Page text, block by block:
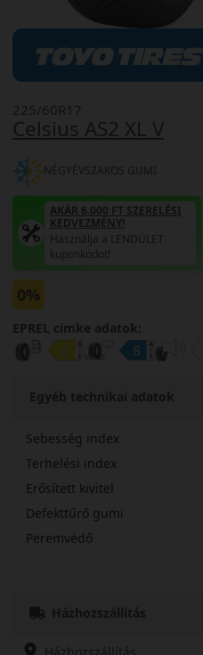
Celsius AS2 XL V
225/60R17
NÉGYÉVSZAKOS GUMI
AKÁR 6.000 FT SZERELÉSI
KEDVEZMÉNY!
Használja a LENDÜLET
kuponkódot!
0%
EPREL cimke adatok:
Egyéb technikai adatok
Sebesség index
Terhelési index
Erősített kivitel
Defekttűrő gumi
Peremvédő
Házhozszállítás